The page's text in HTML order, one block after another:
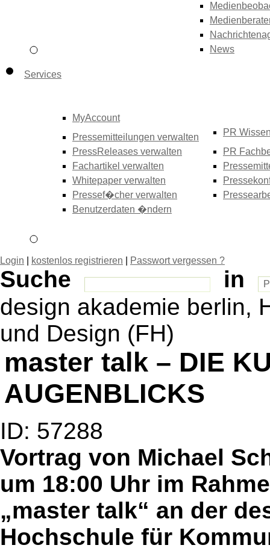
News
Services
MyAccount
Pressemitteilungen verwalten
PressReleases verwalten
Fachartikel verwalten
Whitepaper verwalten
Pressef�cher verwalten
Benutzerdaten �ndern
PR
PR
Login kostenlos registrieren Passwort vergessen ?
Suche
in
design akademie berlin,
und Design (FH)
master talk – DIE
AUGENBLICKS
ID: 57288
Vortrag von Michael
um 18:00 Uhr im
„master talk“ an der
Hochschule für